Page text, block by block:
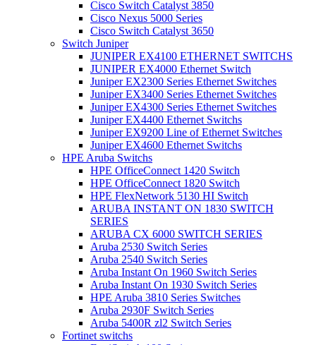
Cisco Switch Catalyst 3850
Cisco Nexus 5000 Series
Cisco Switch Catalyst 3650
Switch Juniper
JUNIPER EX4100 ETHERNET SWITCHS
JUNIPER EX4000 Ethernet Switch
Juniper EX2300 Series Ethernet Switches
Juniper EX3400 Series Ethernet Switches
Juniper EX4300 Series Ethernet Switches
Juniper EX4400 Ethernet Switchs
Juniper EX9200 Line of Ethernet Switches
Juniper EX4600 Ethernet Switchs
HPE Aruba Switchs
HPE OfficeConnect 1420 Switch
HPE OfficeConnect 1820 Switch
HPE FlexNetwork 5130 HI Switch
ARUBA INSTANT ON 1830 SWITCH
SERIES
ARUBA CX 6000 SWITCH SERIES
Aruba 2530 Switch Series
Aruba 2540 Switch Series
Aruba Instant On 1960 Switch Series
Aruba Instant On 1930 Switch Series
HPE Aruba 3810 Series Switches
Aruba 2930F Switch Series
Aruba 5400R zl2 Switch Series
Fortinet switchs